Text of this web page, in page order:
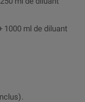
1000 ml de diluant